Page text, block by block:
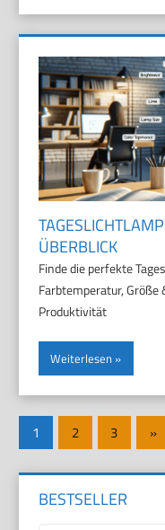
ÜBERBLICK
Finde die perfekte
Farbtemperatur,
Produktivität
Weiterlesen
der
Beiträge
1 2 3 »
BESTSELLER